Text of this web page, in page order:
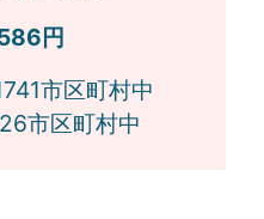
円
市区町村中
市区町村中